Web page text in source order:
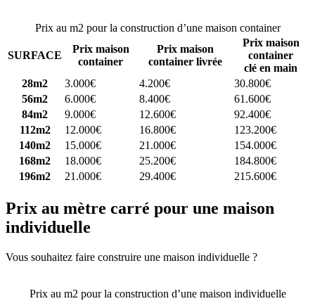
Prix au m2 pour la construction d’une maison container
SURFACE
Prix maison
container
Prix maison
container livrée
Prix maison
container
clé en main
28m2
3.000€ 4.200€
30.800€
56m2
6.000€ 8.400€
61.600€
84m2
9.000€ 12.600€
92.400€
112m2
12.000€ 16.800€
123.200€
140m2
15.000€ 21.000€
154.000€
168m2
18.000€ 25.200€
184.800€
196m2
21.000€ 29.400€ 215.600€
Prix au mètre carré pour une maison
individuelle
Vous souhaitez faire construire une maison individuelle ?
Prix au m2 pour la construction d’une maison individuelle